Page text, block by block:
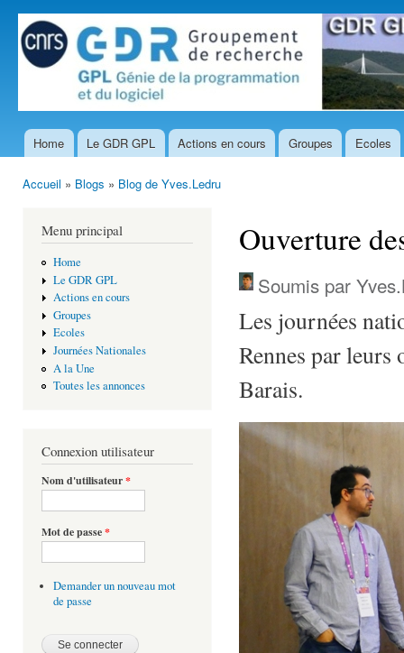
Menu principal
Home Le GDR GPL Actions en cours Groupes Ecoles
Accueil » Blogs » Blog de Yves.Ledru
Menu principal
Home
Le GDR GPL
Actions en cours
Groupes
Ecoles
Journées Nationales
A la Une
Toutes les annonces
Connexion utilisateur
Nom d'utilisateur*
Mot de passe*
Demander un nouveau mot
de passe
Ouverture
Soumis par
Les journées
Rennes par
Barais.